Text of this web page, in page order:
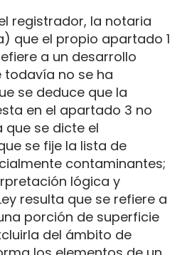
registrador, la notaria
que el propio apartado 1
a un desarrollo
no se ha
se deduce que la
en el apartado 3 no
que se dicte el
se fije la lista de
contaminantes;
lógica y
resulta que se refiere a
porción de superficie
del ámbito de